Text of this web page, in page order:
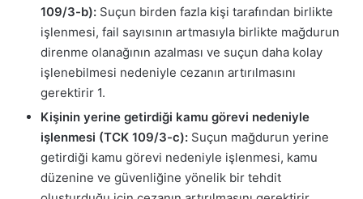
109/3-b): Suçun birden fazla kişi tarafından birlikte
işlenmesi, fail sayısının artmasıyla birlikte mağdurun
direnme olanağının azalması ve suçun daha kolay
işlenebilmesi nedeniyle cezanın artırılmasını
gerektirir 1.
Kişinin yerine getirdiği kamu görevi nedeniyle
işlenmesi (TCK 109/3-c): Suçun mağdurun yerine
getirdiği kamu görevi nedeniyle işlenmesi, kamu
düzenine ve güvenliğine yönelik bir tehdit